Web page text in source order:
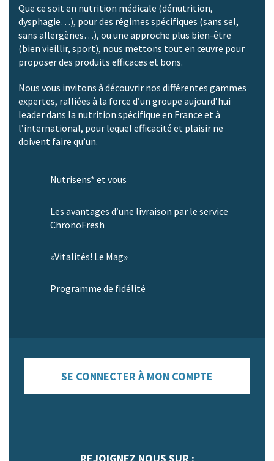
Que ce soit en nutrition médicale (dénutrition,
dysphagie…), pour des régimes spécifiques (sans sel,
sans allergènes…), ou une approche plus bien-être
(bien vieillir, sport), nous mettons tout en œuvre pour
proposer des produits efficaces et bons.
Nous vous invitons à découvrir nos différentes gammes
expertes, ralliées à la force d’un groupe aujourd’hui
leader dans la nutrition spécifique en France et à
l’international, pour lequel efficacité et plaisir ne
doivent faire qu’un.
Nutrisens* et vous
Les avantages d’une livraison par le service
ChronoFresh
«Vitalités! Le Mag»
Programme de fidélité
SE CONNECTER À MON COMPTE